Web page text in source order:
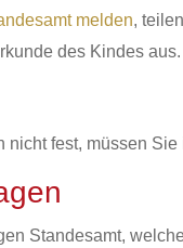
melden,
des Kindes aus.
nicht fest, müssen
Standesamt,